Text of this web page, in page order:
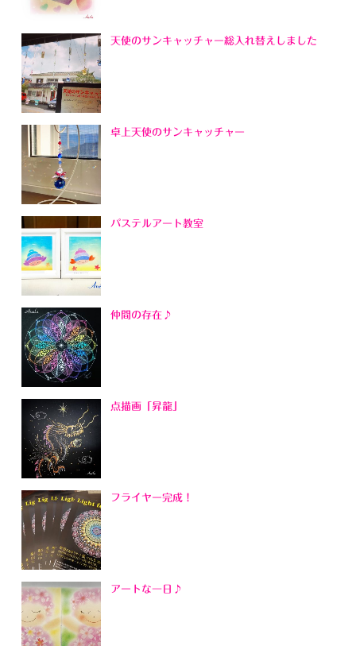
天使のサンキャッチャー総入れ替えしました
卓上天使のサンキャッチャー
パステルアート教室
仲間の存在♪
点描画「昇龍」
フライヤー完成！
アートな一日♪